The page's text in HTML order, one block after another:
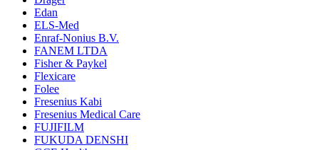
Edan
ELS-Med
Enraf-Nonius B.V.
FANEM LTDA
Fisher & Paykel
Flexicare
Folee
Fresenius Kabi
Fresenius Medical Care
FUJIFILM
FUKUDA DENSHI